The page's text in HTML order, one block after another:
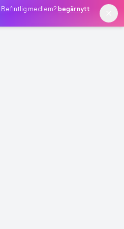
Befintlig medlem? begär nytt